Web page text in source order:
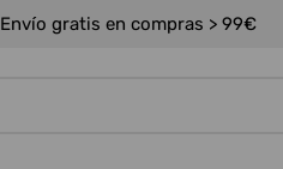
Envío gratis en compras > 99€